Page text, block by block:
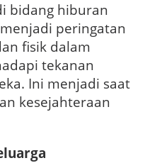
bidang hiburan
peringatan
fisik dalam
tekanan
Ini menjadi saat
kesejahteraan